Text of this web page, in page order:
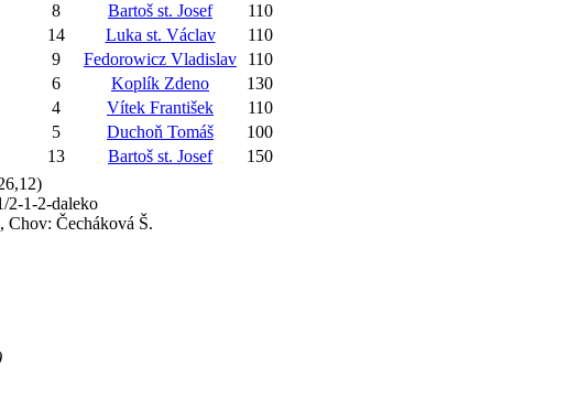
8 Bartoš st. Josef
110
14 Luka st. Václav
110
9 Fedorowicz Vladislav
110
6 Koplík Zdeno
130
4 Vítek František
110
5 Duchoň Tomáš
100
13 Bartoš st. Josef
150
2-1-2-daleko
Chov: Čecháková Š.